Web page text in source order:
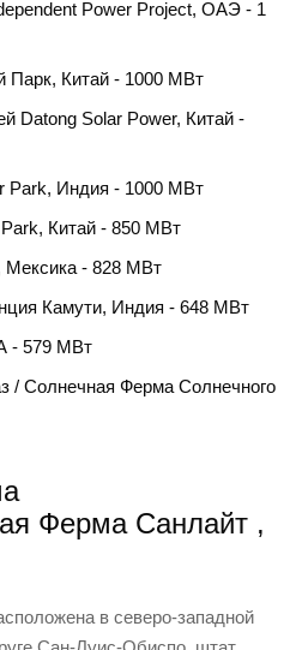
Power Project, ОАЭ - 1
Парк, Китай - 1000 МВт
Datong Solar Power, Китай -
Park, Индия - 1000 МВт
Китай - 850 МВт
- 828 МВт
Камути, Индия - 648 МВт
- 579 МВт
/ Солнечная Ферма Солнечного
Ферма Санлайт ,
в северо-западной